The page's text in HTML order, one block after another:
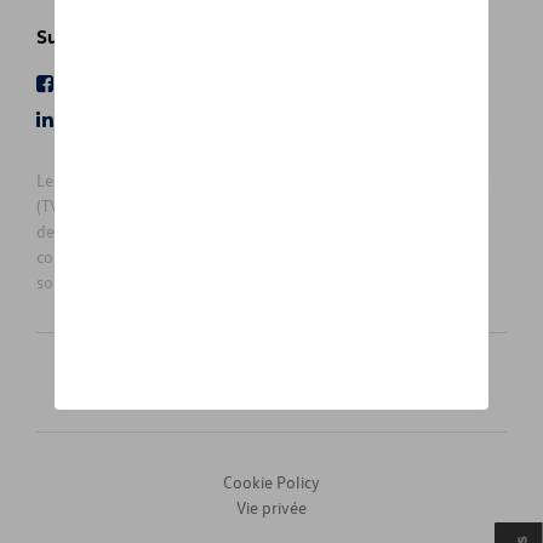
Suivez nous
Les prix affichés sur le présent site sont des prix recommandés
(TVAc), hors éventuels frais de montage. Pour connaitre le prix
de vente actuel et les éventuels frais de montage, veuillez
contacter votre concessionnaire/agent. Les prix recommandés
sont sujets à des changements sans préavis.
Cookie Policy
Vie privée